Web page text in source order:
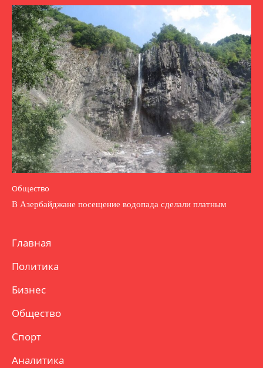
Общество
В Азербайджане посещение водопада сделали платным
Главная
Политика
Бизнес
Общество
Спорт
Аналитика